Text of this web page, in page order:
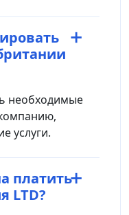
необходимые
услуги.
платить
LTD?